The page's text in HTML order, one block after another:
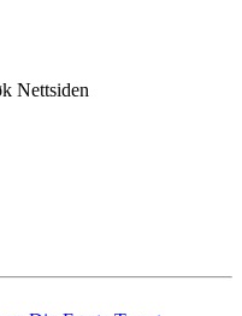
Nettsiden